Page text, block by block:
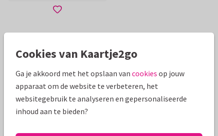
Cookies van Kaartje2go
Ga je akkoord met het opslaan van cookies op jouw
apparaat om de website te verbeteren, het
websitegebruik te analyseren en gepersonaliseerde
inhoud aan te bieden?